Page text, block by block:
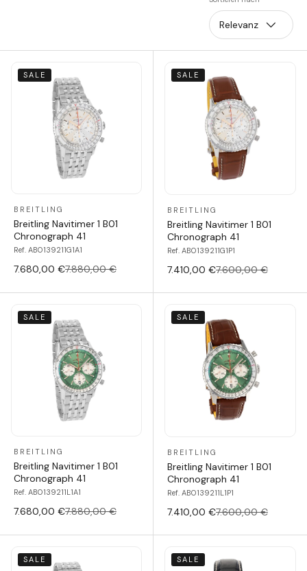
Relevanz
SALE
BREITLING
Breitling Navitimer 1 B01
Chronograph 41
Ref. AB0139211G1A1
7.680,00 €7.880,00 €
SALE
BREITLING
Breitling Navitimer 1 B01
Chronograph 41
Ref. AB0139211G1P1
7.410,00 €7.600,00 €
SALE
BREITLING
Breitling Navitimer 1 B01
Chronograph 41
Ref. AB0139211L1A1
7.680,00 €7.880,00 €
SALE
BREITLING
Breitling Navitimer 1 B01
Chronograph 41
Ref. AB0139211L1P1
7.410,00 €7.600,00 €
SALE SALE